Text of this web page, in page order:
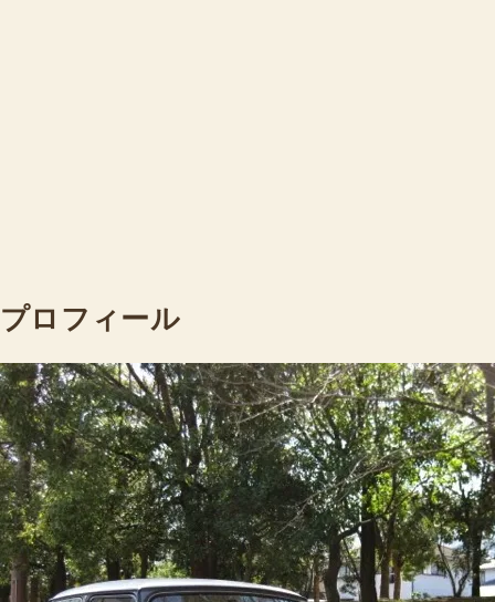
プロフィール